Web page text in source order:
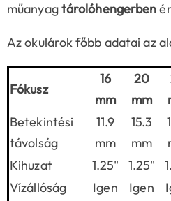
műanyagtárolóhengerben
Az okulárok főbb adatai az
Fókusz
16
mm
20
mm
Betekintési
távolság
11.9
mm
15.3
mm
Kihuzat
1.25" 1.25"
Vízállóság
Igen Igen